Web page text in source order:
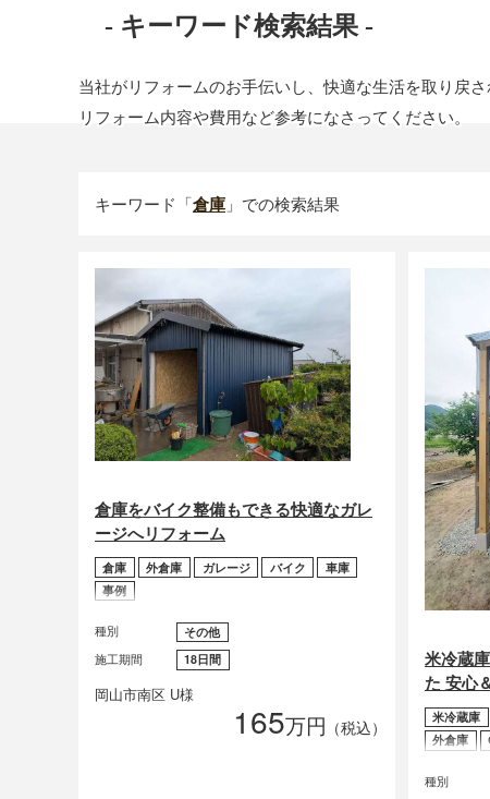
- キーワード検索結果 -
当社がリフォームのお手伝いし、快適な生活を取り戻
リフォーム内容や費用など参考になさってください。
キーワード「倉庫 」での検索結果
倉庫をバイク整備もできる快適なガレ
ージへリフォーム
倉庫 外倉庫 ガレージ バイク
車庫
事例
種別
その他
施工期間
18日間
岡山市南区 U様
165万円 （税込）
米冷蔵
た 安心
米冷蔵庫
外倉庫
種別